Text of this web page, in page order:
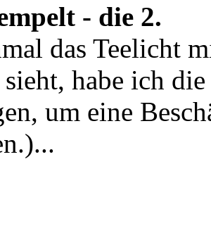
- die 2.
das Teelicht
habe ich
um eine